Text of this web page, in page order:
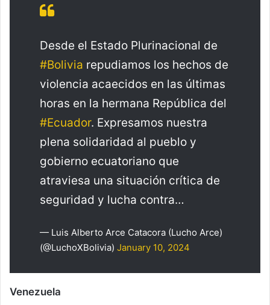
Desde el Estado Plurinacional de
#Bolivia repudiamos los hechos de
violencia acaecidos en las últimas
horas en la hermana República del
#Ecuador. Expresamos nuestra
plena solidaridad al pueblo y
gobierno ecuatoriano que
atraviesa una situación crítica de
seguridad y lucha contra…
— Luis Alberto Arce Catacora (Lucho Arce)
(@LuchoXBolivia) January 10, 2024
Venezuela